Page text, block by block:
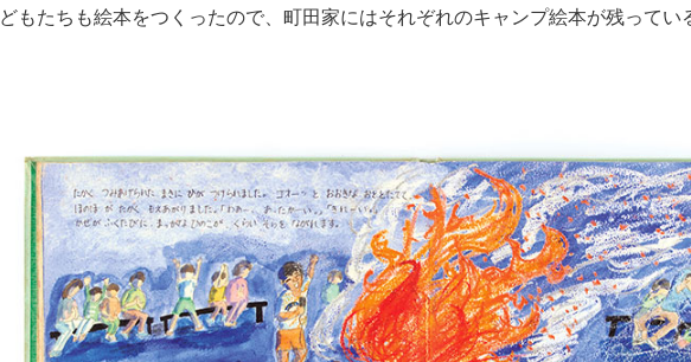
どもたちも絵本をつくったので、町田家にはそれぞれのキャンプ絵本が残ってい